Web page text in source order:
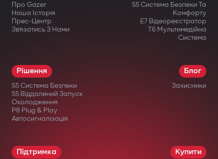
Про Gazer
Наша Історія
Прес-Центр
Зв’язатись З Нами
S5 Система Безпеки Та
Комфорту
E7 Відеореєстратор
T6 Мультимедійна
Система
Рішення
S5 Система Безпеки
S5 Віддалений Запуск
Охолодження
P8 Plug & Play
Автосигналізація
Блог
Захисники
Підтримка Купити